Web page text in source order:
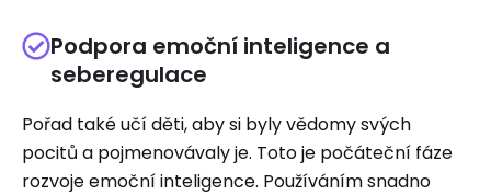
Podpora emoční inteligence a
seberegulace
Pořad také učí děti, aby si byly vědomy svých
pocitů a pojmenovávaly je. Toto je počáteční fáze
rozvoje emoční inteligence. Používáním snadno